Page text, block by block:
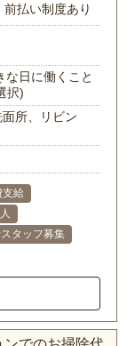
前払い制度あり
な日に働くこと
択)
所、リビン
支給
タッフ募集